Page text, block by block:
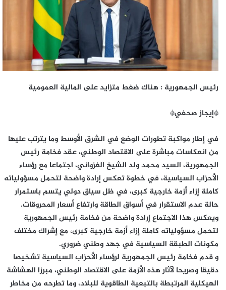
رئيس الجمهورية : هناك ضغط متزايد على المالية العمومية
*إيجاز صحفي*
في إطار مواكبة تطورات الوضع في الشرق الأوسط وما يترتب عليها
من انعكاسات مباشرة على الاقتصاد الوطني، عقد فخامة رئيس
الجمهورية، السيد محمد ولد الشيخ الغزواني، اجتماعا مع رؤساء
الأحزاب السياسية، في خطوة تعكس إرادة واضحة لتحمل مسؤولياته
كاملة إزاء أزمة خارجية كبرى، في ظل سياق دولي يتسم باستمرار
حالة عدم الاستقرار في أسواق الطاقة وارتفاع أسعار المحروقات.
ويعكس هذا الاجتماع إرادة واضحة من فخامة رئيس الجمهورية
لتحمل مسؤولياته كاملة إزاء أزمة خارجية كبرى، مع إشراك مختلف
مكونات الطبقة السياسية في جهد وطني ضروري.
و قدم فخامة رئيس الجمهورية لرؤساء الأحزاب السياسية تشخيصا
دقيقا وصريحا لآثار هذه الأزمة على الاقتصاد الوطني، مبرزا الهشاشة
الهيكلية المرتبطة بالتبعية الطاقوية للبلاد، وما تطرحه من مخاطر